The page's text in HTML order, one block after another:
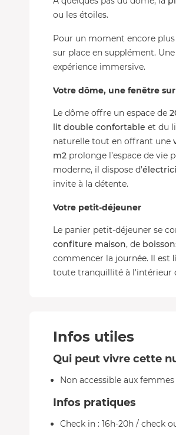
ou les étoiles.
Pour un moment encore
sur place en supplément.
expérience immersive.
Votre dôme, une fenêtre
Le dôme offre un espace de
lit double confortable et du
naturelle tout en offrant une
m2 prolonge l’espace de vie
moderne, il dispose d’
invite à la détente.
Votre petit-déjeuner
Le panier petit-déjeuner se
confiture maison, de
commencer la journée. Il est
toute tranquillité à l'intérieur
Infos utiles
Qui peut vivre cette
Non accessible aux
Infos pratiques
Check in : 16h-20h / check